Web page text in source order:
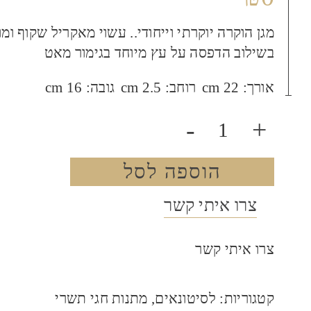
מגן הוקרה יוקרתי וייחודי.. עשוי מאקריל שקוף
בשילוב הדפסה על עץ מיוחד בגימור מאט
אורך: 22 cm רוחב: 2.5 cm גובה: 16 cm
+
-
הוספה לסל
צרו איתי קשר
צרו איתי קשר
קטגוריות: לסיטונאים, מתנות חגי תשרי